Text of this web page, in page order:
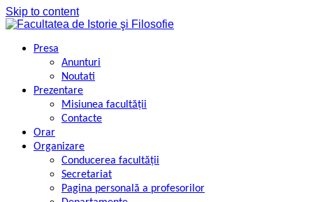
Skip to content
Presa
Anunturi
Noutati
Prezentare
Misiunea facultății
Contacte
Orar
Organizare
Conducerea facultății
Secretariat
Pagina personală a profesorilor